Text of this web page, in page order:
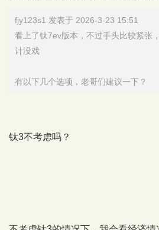
fjy123s1 发表于 2026-3-23 15:51
看上了钛7ev版本，不过手头比较紧张
计没戏
有以下几个选项，老哥们建议一下？
钛3不考虑吗？